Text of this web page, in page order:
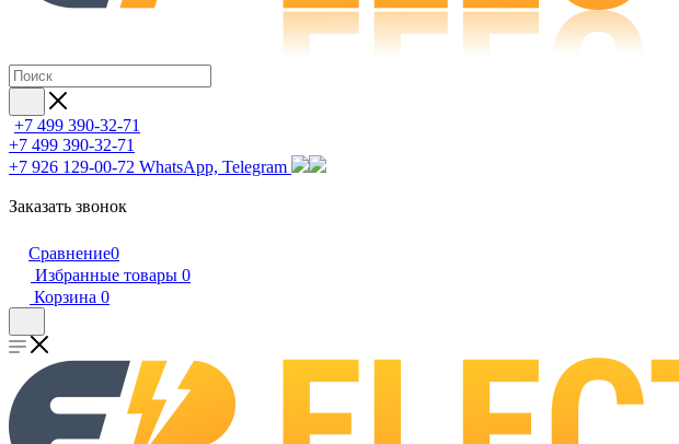
+7 499 390-32-71
+7 499 390-32-71
+7 926 129-00-72 WhatsApp, Telegram
Заказать звонок
Сравнение0
Избранные товары 0
Корзина 0